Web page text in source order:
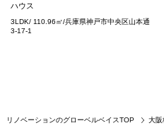
ハウス
3LDK/ 110.96㎡/兵庫県神戸市中央区山本通
3-17-1
リノベーションのグローベルベイスTOP
大阪